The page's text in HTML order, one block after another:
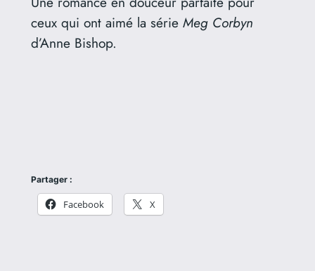
ceux qui ont aimé la série Meg Corbyn
d’Anne Bishop.
Partager :
Facebook X